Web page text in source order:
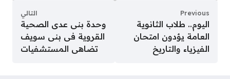
Previous
اليوم.. طلاب الثانوية
العامة يؤدون امتحان
الفيزياء والتاريخ
التالي
وحدة بنى عدى الصحية
القروية فى بنى سويف
تضاهى المستشفيات